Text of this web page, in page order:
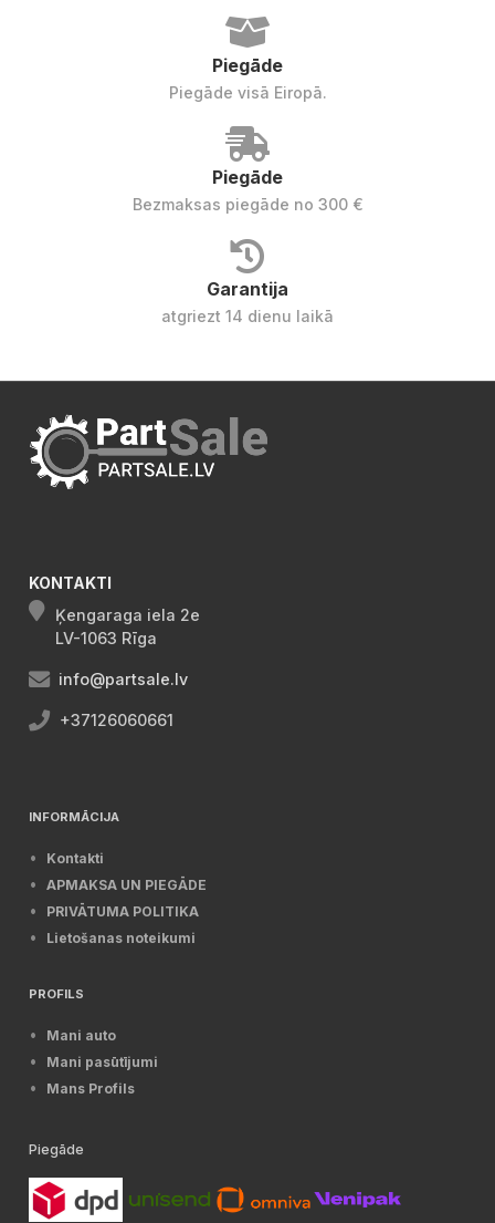
Piegāde
Piegāde visā Eiropā.
Piegāde
Bezmaksas piegāde no 300 €
Garantija
atgriezt 14 dienu laikā
KONTAKTI
Ķengaraga iela 2e
LV-1063 Rīga
info@partsale.lv
+37126060661
INFORMĀCIJA
Kontakti
APMAKSA UN PIEGĀDE
PRIVĀTUMA POLITIKA
Lietošanas noteikumi
PROFILS
Mani auto
Mani pasūtījumi
Mans Profils
Piegāde